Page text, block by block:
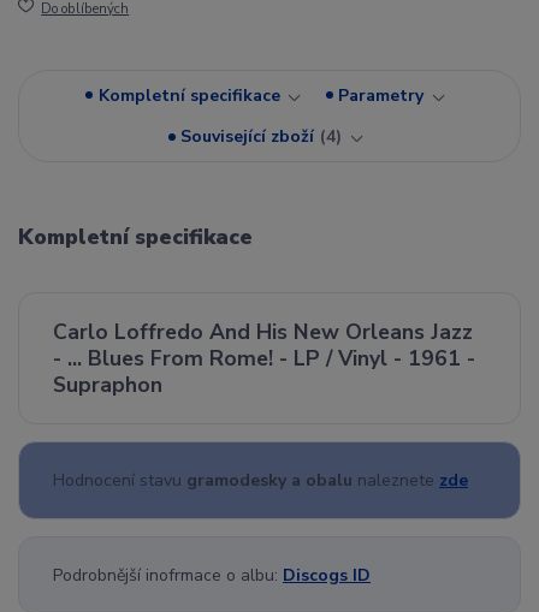
Do oblíbených
Kompletní specifikace
Parametry
Související zboží 4
Kompletní specifikace
Carlo Loffredo And His New Orleans Jazz
- ... Blues From Rome! - LP / Vinyl - 1961 -
Supraphon
Hodnocení stavu gramodesky a obalu naleznete zde
Podrobnější inofrmace o albu: Discogs ID